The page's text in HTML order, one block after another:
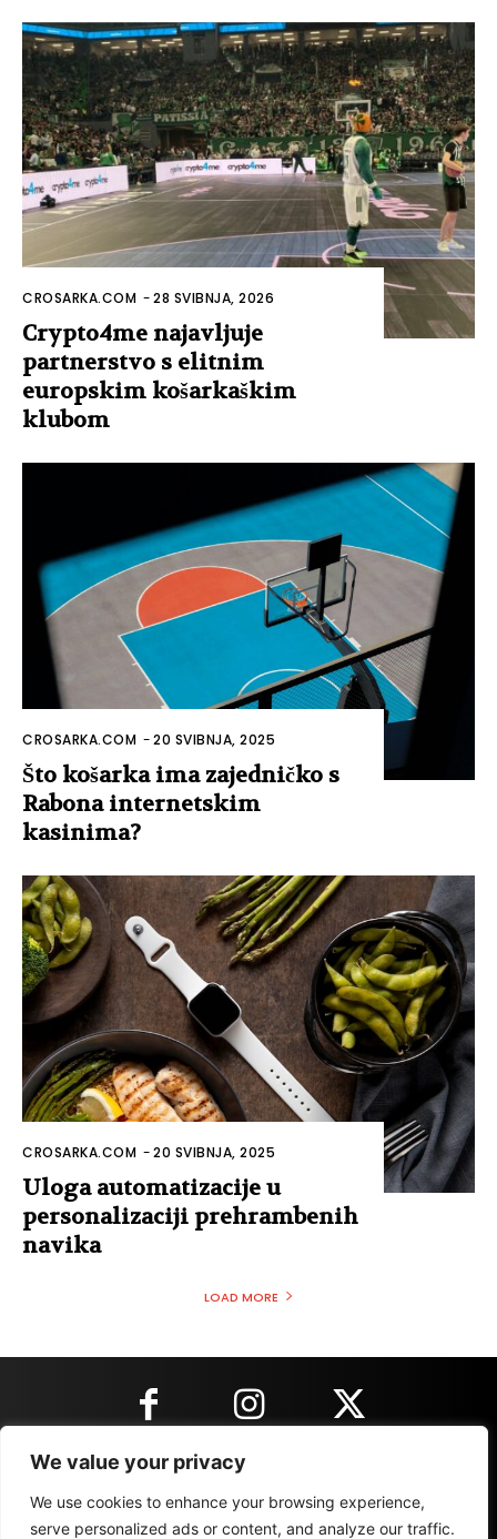
We value your privacy
We use cookies to enhance your browsing experience,
serve personalized ads or content, and analyze our traffic.
CROSARKA.COM -28 SVIBNJA, 2026
Crypto4me najavljuje
partnerstvo s elitnim
europskim košarkaškim
klubom
CROSARKA.COM -20 SVIBNJA, 2025
Što košarka ima zajedničko s
Rabona internetskim
kasinima?
CROSARKA.COM -20 SVIBNJA, 2025
Uloga automatizacije u
personalizaciji prehrambenih
navika
LOAD MORE
KONTAKT INFORMACIJE